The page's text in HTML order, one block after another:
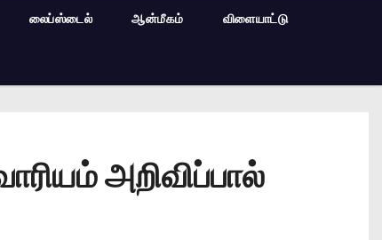
லைப்ஸ்டைல் ஆன்மீகம் விளையாட்டு
அறிவிப்பால்